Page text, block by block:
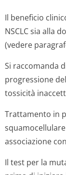
Il beneficio
NSCLC sia alla
(vedere
Si raccomanda
progressione
tossicità
Trattamento in
associazione
Il test per la